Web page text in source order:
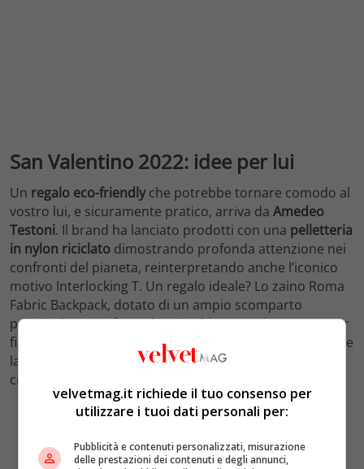
San Valentino 2022: idee per lui
Un regalo eco-friendlyche potrebbe tornare comodo al
vostro lui, e sicuramente pratico, arriva da Amedeo
Testoni. Il brand ha lanciato prodotti con una pelletteria
in nylon riciclato dimostrando profonda attenzione nei
confronti del pianeta, reinterpretando anche l’iconico
motivo Interlocking T. Un regalo ideale? Lo zaino Roma
Fabric Backpack, dotato di un ampio scomparto
principale, tasca frontale e cinghia posteriore per poter
fissare il trolley. Un altro suggerimento potrebbe essere
la
Roma Fabric Shoulder Bag, una comoda borsa
crossbody utile anche per tutti i giorni.
velvetmag.it richiede il tuo consenso per
utilizzare i tuoi dati personali per:
Pubblicità e contenuti personalizzati, misurazione
delle prestazioni dei contenuti e degli annunci,